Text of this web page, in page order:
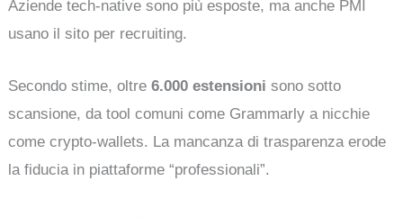
Aziende tech-native sono più esposte, ma anche PMI
usano il sito per recruiting.
Secondo stime, oltre6.000 estensioni sono sotto
scansione, da tool comuni come Grammarly a nicchie
come crypto-wallets. La mancanza di trasparenza erode
la fiducia in piattaforme “professionali”.